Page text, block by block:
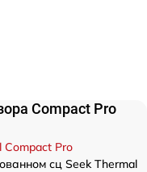
Compact Pro
Compact Pro
сц Seek Thermal